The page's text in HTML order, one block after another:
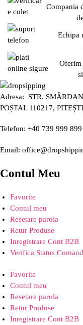
Compania
Echipa
Oferim
Adresa: STR.
POȘTAL 110217,
Telefon: +40 739 999 899
Email:
Contul Meu
Favorite
Contul meu
Resetare parola
Retur Produse
Inregistrare Cont B2B
Verifica Status
Favorite
Contul meu
Resetare parola
Retur Produse
Inregistrare Cont B2B